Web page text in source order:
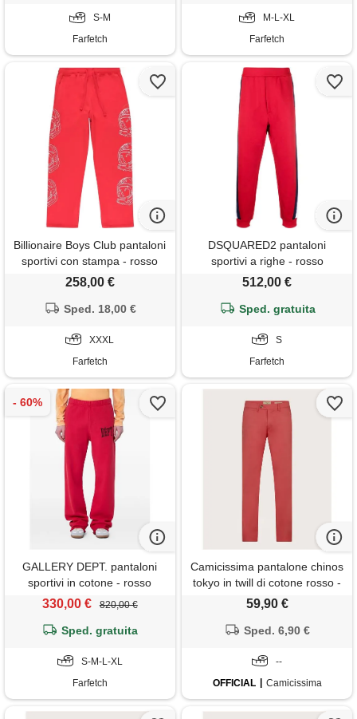
S-M
Farfetch
M-L-XL
Farfetch
Billionaire Boys Club pantaloni
sportivi con stampa - rosso
258,00 €
Sped. 18,00 €
XXXL
Farfetch
DSQUARED2 pantaloni
sportivi a righe - rosso
512,00 €
Sped. gratuita
S
Farfetch
GALLERY DEPT. pantaloni
sportivi in cotone - rosso
330,00 € 820,00 €
Sped. gratuita
S-M-L-XL
Farfetch
Camicissima pantalone chinos
tokyo in twill di cotone rosso -
uomo
59,90 €
Sped. 6,90 €
--
OFFICIAL
Camicissima